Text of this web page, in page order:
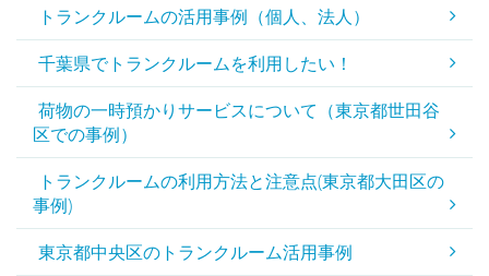
トランクルームの活用事例（個人、法人）
千葉県でトランクルームを利用したい！
荷物の一時預かりサービスについて（東京都世田谷
区での事例）
トランクルームの利用方法と注意点(東京都大田区の
事例)
東京都中央区のトランクルーム活用事例